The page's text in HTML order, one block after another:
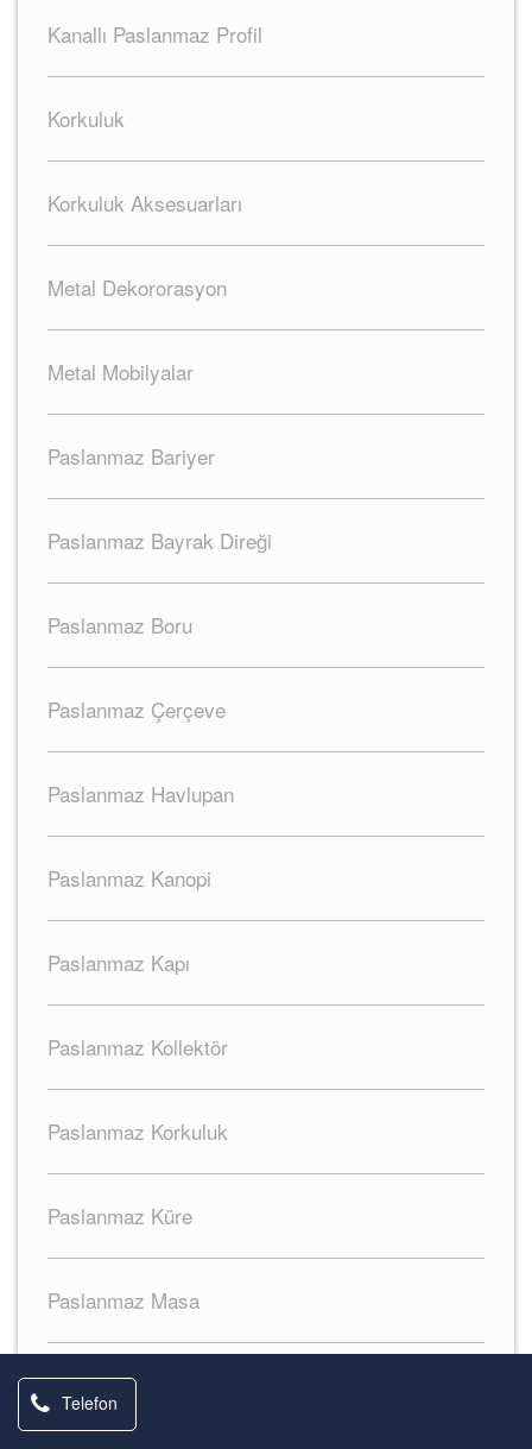
Kanallı Paslanmaz Profil
Korkuluk
Korkuluk Aksesuarları
Metal Dekororasyon
Metal Mobilyalar
Paslanmaz Bariyer
Paslanmaz Bayrak Direği
Paslanmaz Boru
Paslanmaz Çerçeve
Paslanmaz Havlupan
Paslanmaz Kanopi
Paslanmaz Kapı
Paslanmaz Kollektör
Paslanmaz Korkuluk
Paslanmaz Küre
Paslanmaz Masa
Paslanmaz radyatör
Telefon